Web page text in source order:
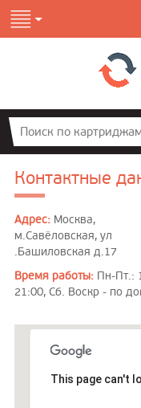
Контактные
Адрес: Москва,
м.Савёловская, ул
.Башиловская д.17
Время работы: Пн-Пт.:
21:00, Сб. Воскр - по
This page can't